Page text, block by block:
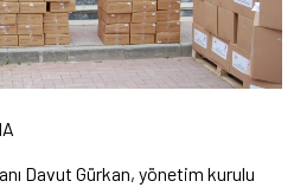
Davut Gürkan, yönetim kurulu